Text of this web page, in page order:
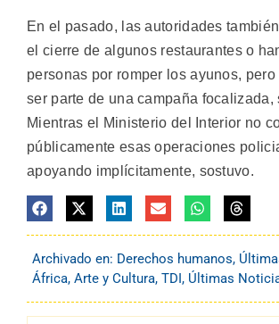
En el pasado, las autoridades
el cierre de algunos restaurantes o
personas por romper los ayunos,
ser parte de una campaña focalizada,
Mientras el Ministerio del Interior no
públicamente esas operaciones
apoyando implícitamente, sostuvo.
Archivado en: Derechos humanos,
África, Arte y Cultura, TDI , Últimas